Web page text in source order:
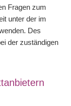
Fragen zum
unter der im
Des
der zuständigen